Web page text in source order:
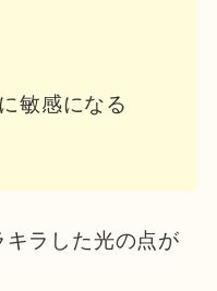
敏感になる
ラした光の点が